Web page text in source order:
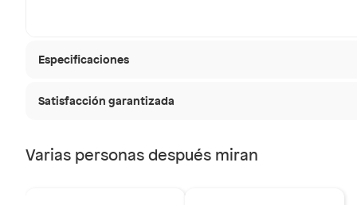
Especificaciones
Condicion del producto
Hecho en
Satisfacción garantizada
Sin embargo, tenemos categorías que cuentan con
Varias personas después miran